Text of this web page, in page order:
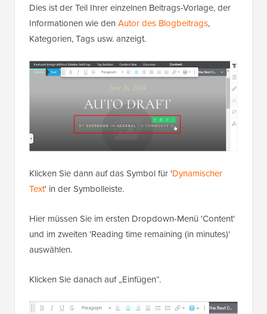
Dies ist der Teil Ihrer einzelnen Beitrags-Vorlage, der
Informationen wie den Autor des Blogbeitrags,
Kategorien, Tags usw. anzeigt.
Klicken Sie dann auf das Symbol für 'Dynamischer
Text' in der Symbolleiste.
Hier müssen Sie im ersten Dropdown-Menü 'Content'
und im zweiten 'Reading time remaining (in minutes)'
auswählen.
Klicken Sie danach auf „Einfügen“.